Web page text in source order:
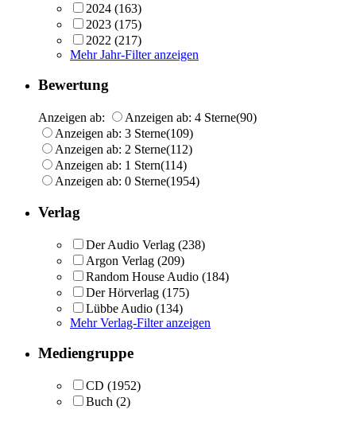
2024 (163)
2023 (175)
2022 (217)
Mehr Jahr-Filter anzeigen
Bewertung
Anzeigen ab: Anzeigen ab: 4 Sterne(90)
Anzeigen ab: 3 Sterne(109)
Anzeigen ab: 2 Sterne(112)
Anzeigen ab: 1 Stern(114)
Anzeigen ab: 0 Sterne(1954)
Verlag
Der Audio Verlag (238)
Argon Verlag (209)
Random House Audio (184)
Der Hörverlag (175)
Lübbe Audio (134)
Mehr Verlag-Filter anzeigen
Mediengruppe
CD (1952)
Buch (2)